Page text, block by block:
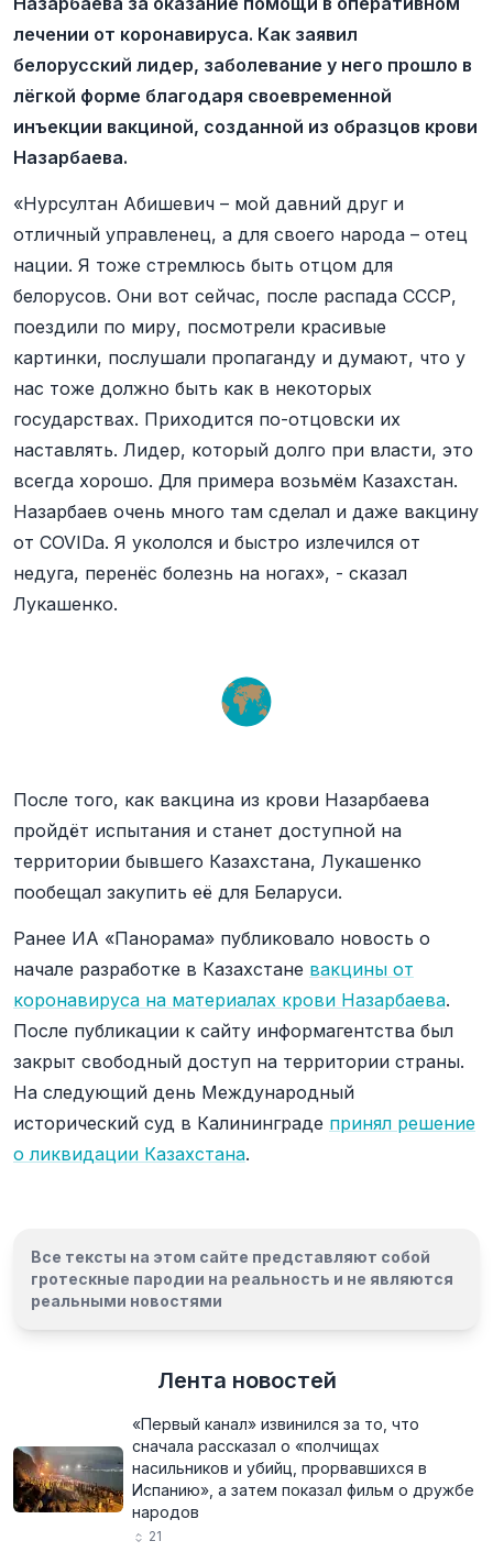
лечении от коронавируса. Как заявил
белорусский лидер, заболевание у него прошло в
лёгкой форме благодаря своевременной
инъекции вакциной, созданной из образцов крови
Назарбаева.
«Нурсултан Абишевич – мой давний друг и
отличный управленец, а для своего народа – отец
нации. Я тоже стремлюсь быть отцом для
белорусов. Они вот сейчас, после распада СССР,
поездили по миру, посмотрели красивые
картинки, послушали пропаганду и думают, что у
нас тоже должно быть как в некоторых
государствах. Приходится по-отцовски их
наставлять. Лидер, который долго при власти, это
всегда хорошо. Для примера возьмём Казахстан.
Назарбаев очень много там сделал и даже вакцину
от COVIDа. Я укололся и быстро излечился от
недуга, перенёс болезнь на ногах», - сказал
Лукашенко.
После того, как вакцина из крови Назарбаева
пройдёт испытания и станет доступной на
территории бывшего Казахстана, Лукашенко
пообещал закупить её для Беларуси.
Ранее ИА «Панорама» публиковало новость о
начале разработке в Казахстане вакцины от
коронавируса на материалах крови Назарбаева.
После публикации к сайту информагентства был
закрыт свободный доступ на территории страны.
На следующий день Международный
исторический суд в Калининграде принял решение
о ликвидации Казахстана.
Все тексты на этом сайте представляют собой
гротескные пародии на реальность и не являются
реальными новостями
Лента новостей
«Первый канал» извинился за то, что
сначала рассказал о «полчищах
насильников и убийц, прорвавшихся в
Испанию», а затем показал фильм о дружбе
народов
21